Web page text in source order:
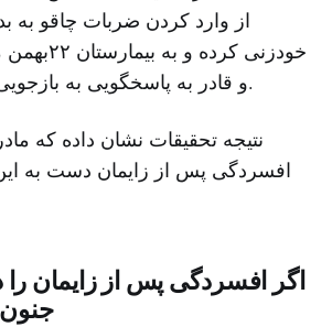
از وارد کردن ضربات چاقو به
خودزنی
و قادر به پاسخگویی به بازجویی‌های پلیس نیست.
افسردگی پس از زایمان دست به این
اگر افسردگی پس از زایمان را